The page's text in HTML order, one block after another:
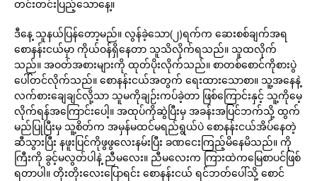
တင်းတင်းပြည့်သောနေ့။
ဒီနေ့ သူနယ်ပြန်တော့မည်။ လွန်ခဲ့သော(၂)ရက်က ဆေးစစ်ချက်အရ
စောနန်းငယ်မှာ ကိုယ်ဝန်ရှိနေတာ သူသိလိုက်ရသည်။ သူထလိုက်
သည်။ အဝတ်အစားများကို ထုတ်ပိုးလိုက်သည်။ စာတစ်စောင်ကိုစားပွဲ
ပေါ်တင်လိုက်သည်။ စောနန်းငယ်အတွက် ရေးထားသောစာ။ သူ့အနေနဲ့
လက်စားချေချင်လို့သာ သူမကိုချဉ်းကပ်ခဲ့တာ ဖြစ်ကြောင်းနှင့် သူ့ကိုမေ့
လိုက်ရန်အကြောင်းပေါ့။ အထုပ်ကိုဆွဲပြီးမှ အခန်းအပြင်ဘက်သို့ ထွက်
မည်ပြုပြီးမှ သူ့စိတ်က အမှန်မထင်မရည်ရွယ်ပဲ စောနန်းငယ်အိပ်နေတဲ့
ဆီသွားပြီး နဖူးပြင်ကိုဖွဖွလေးနမ်းပြီး ခဏငေးကြည့်မိနေမိသည်။ ကို
ကြီးကို ခွင့်မလွတ်ပါနဲ့ ညီမလေး။ ညီမလေးက ကြားထဲကမြေစာပင်ဖြစ်
ရတာပါ။ တိုးတိုးလေးပြောရင်း စောနန်းငယ် ရင်ဘတ်ပေါ်သို့ စောင်